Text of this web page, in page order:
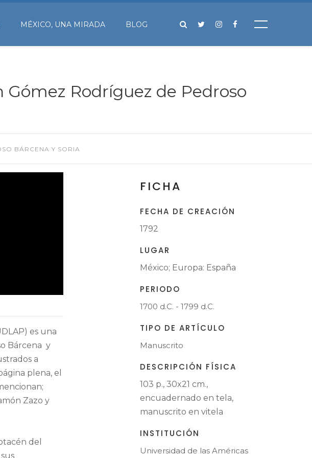
MÉXICO, UNA MIRADA BLOG
Rodríguez de Pedroso
BÁRCENA Y SORIA
es una
Bárcena y
a
plena, el
Zazo y
del
FICHA
FECHA DE CREACIÓN
1792
LUGAR
México; Europa: España
PERIODO
1700 d.C. - 1799 d.C.
TIPO DE ARTÍCULO
Manuscrito
DESCRIPCIÓN FÍSICA
103 p., 30x21 cm.,
encuadernado en tela,
manuscrito en vitela
INSTITUCIÓN
Universidad de las Américas